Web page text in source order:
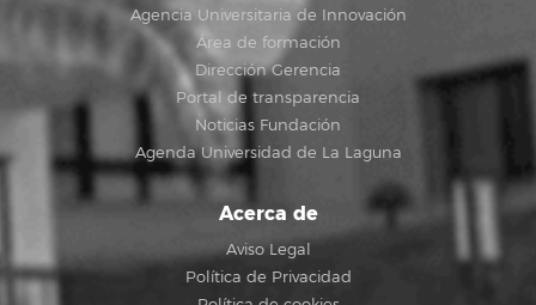
Agencia Universitaria de Innovación
Área de formación
Dirección Gerencia
Portal de transparencia
Noticias Fundación
Agenda Universidad de La Laguna
Acerca de
Aviso Legal
Política de Privacidad